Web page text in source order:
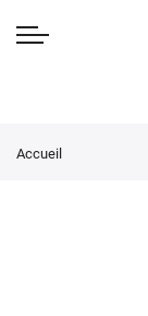
Accueil